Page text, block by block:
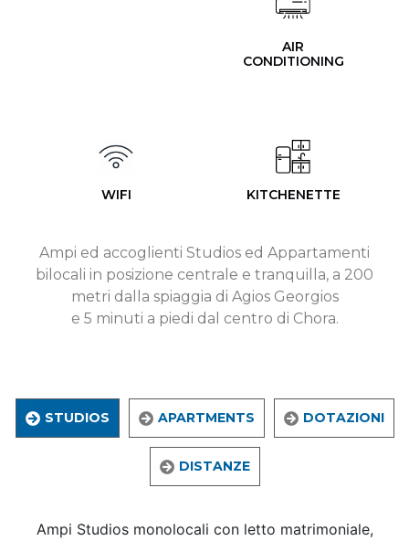
AIR
CONDITIONING
WIFI KITCHENETTE
Ampi ed accoglienti Studios ed Appartamenti
bilocali in posizione centrale e tranquilla, a 200
metri dalla spiaggia di Agios Georgios
e 5 minuti a piedi dal centro di Chora.
STUDIOS APARTMENTS DOTAZIONI
DISTANZE
Ampi Studios monolocali con letto matrimoniale,